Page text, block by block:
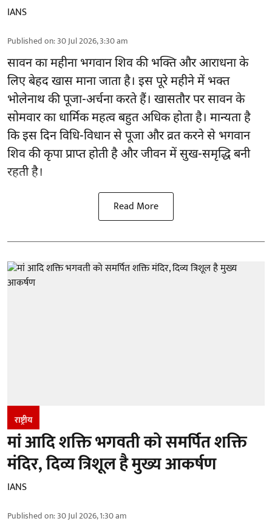
IANS
Published on:30 Jul 2026, 3:30 am
सावन का महीना भगवान शिव की भक्ति और आराधना के
लिए बेहद खास माना जाता है। इस पूरे महीने में भक्त
भोलेनाथ की पूजा-अर्चना करते हैं। खासतौर पर सावन के
सोमवार का धार्मिक महत्व बहुत अधिक होता है। मान्यता है
कि इस दिन विधि-विधान से पूजा और व्रत करने से भगवान
शिव की कृपा प्राप्त होती है और जीवन में सुख-समृद्धि बनी
रहती है।
Read More
राष्ट्रीय
मां आदि शक्ति भगवती को समर्पित शक्ति
मंदिर, दिव्य त्रिशूल है मुख्य आकर्षण
IANS
Published on:30 Jul 2026, 1:30 am